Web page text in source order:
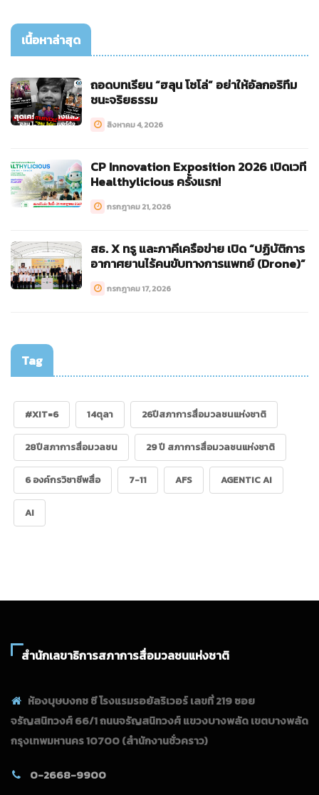
เนื้อหาล่าสุด
ถอดบทเรียน “ฮลุน โซโล่” อย่าให้อัลกอริทึม
ชนะจริยธรรม
สิงหาคม 4, 2026
CP Innovation Exposition 2026 เปิดเวที
Healthylicious ครั้งแรก!
กรกฎาคม 21, 2026
สธ. X ทรู และภาคีเครือข่าย เปิด “ปฏิบัติการ
อากาศยานไร้คนขับทางการแพทย์ (Drone)”
กรกฎาคม 17, 2026
Tag
#XIT=6 14ตุลา 26ปีสภาการสื่อมวลชนแห่งชาติ
28ปีสภาการสื่อมวลชน 29 ปี สภาการสื่อมวลชนแห่งชาติ
6 องค์กรวิชาชีพสื่อ 7-11 AFS AGENTIC AI
AI
สำนักเลขาธิการสภาการสื่อมวลชนแห่งชาติ
ห้องบุษบงกช ซี โรงแรมรอยัลริเวอร์ เลขที่ 219 ซอย
จรัญสนิทวงศ์ 66/1 ถนนจรัญสนิทวงศ์ แขวงบางพลัด เขตบางพลัด
กรุงเทพมหานคร 10700(สำนักงานชั่วคราว)
0-2668-9900